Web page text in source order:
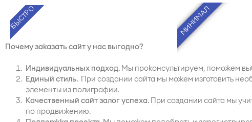
БЫСТРО МИНИМАЛ
Почему заказать сайт у нас выгодно?
Индивидуальных подход. Мы проконсультируем, поможем
Единый стиль. При создании сайта мы можем изготовить
элементы из полиграфии.
Качественный сайт залог успеха. При создании сайта мы
по продвижению.